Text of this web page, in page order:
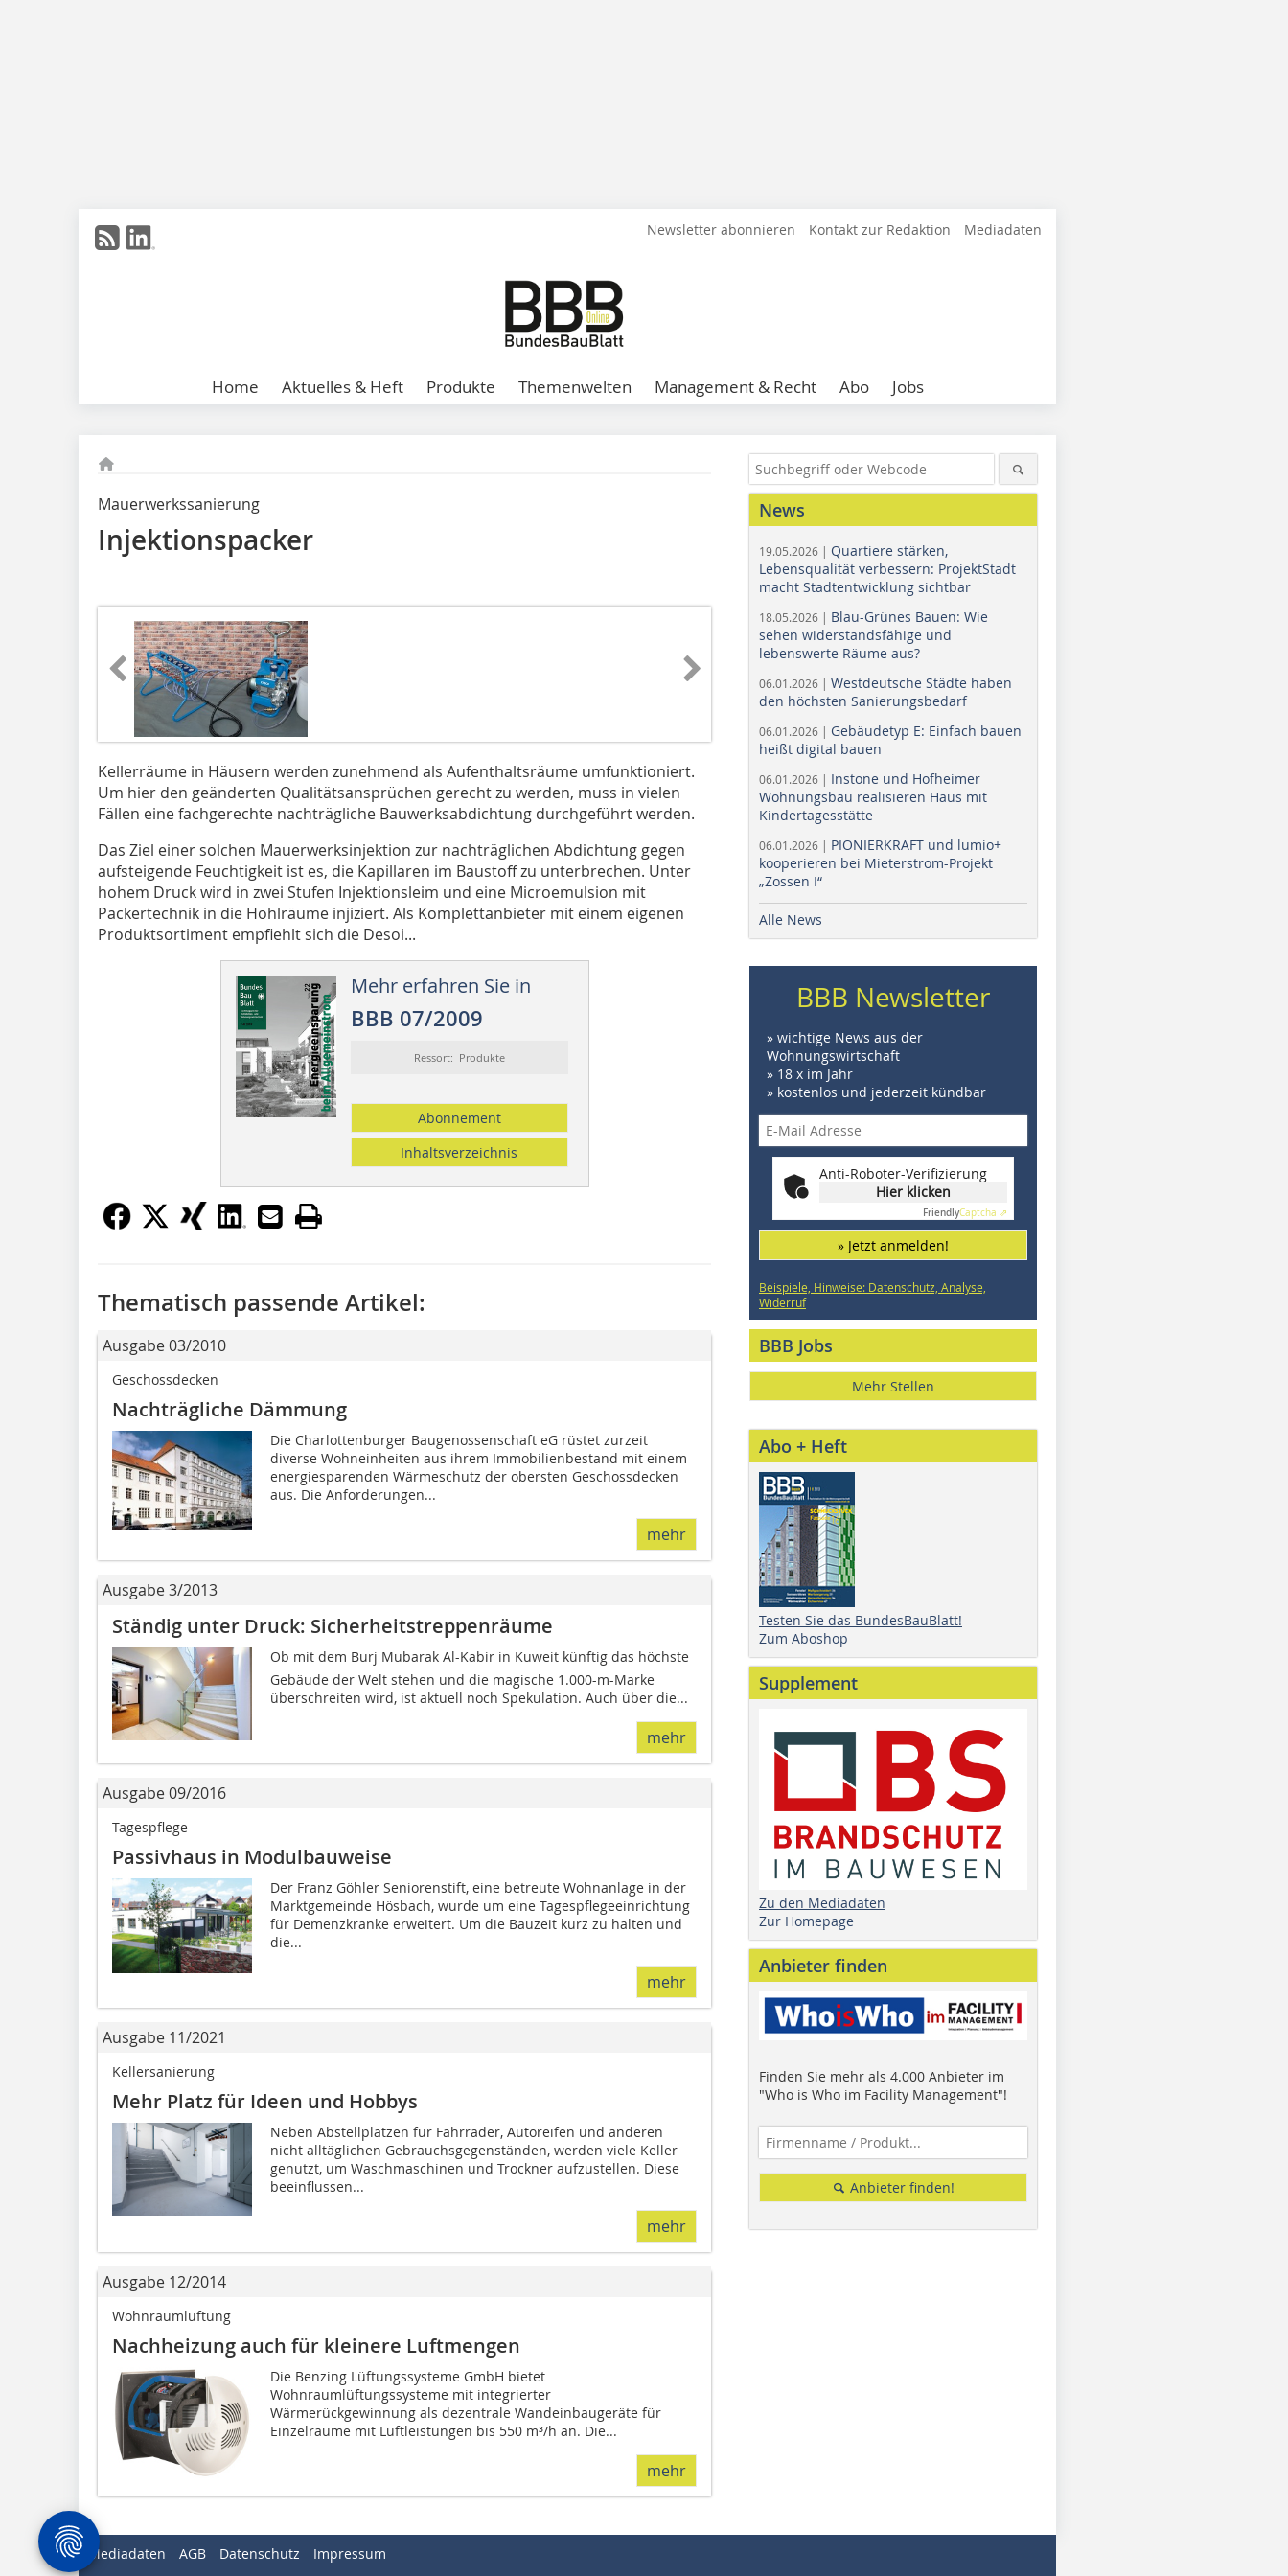
Newsletter abonnieren Kontakt zur Redaktion Mediadaten
Home Aktuelles & Heft Produkte Themenwelten Management & Recht Abo Jobs
Mauerwerkssanierung
Injektionspacker
Kellerräume in Häusern werden zunehmend als Aufenthaltsräume umfunktioniert.
Um hier den geänderten Qualitätsansprüchen gerecht zu werden, muss in vielen
Fällen eine fachgerechte nachträgliche Bauwerksabdichtung durchgeführt werden.
Das Ziel einer solchen Mauer­werks­injektion zur nachträg­lichen Ab­­dichtung gegen
aufsteigende Feuchtigkeit ist es, die Kapillaren im Baustoff zu unterbrechen. Unter
hohem Druck wird in zwei Stufen Injektionsleim und eine Microemulsion mit
Packertechnik in die Hohlräume injiziert. Als Komplettanbieter mit einem eigenen
Produktsortiment empfiehlt sich die Desoi...
Mehr erfahren Sie in
BBB 07/2009
Ressort: Produkte
Abonnement
Inhaltsverzeichnis
Thematisch passende Artikel:
Ausgabe 03/2010
Geschossdecken
Nachträgliche Dämmung
Die Charlottenburger Baugenossenschaft eG rüstet zurzeit
diverse Wohneinheiten aus ihrem Immobilienbestand mit einem
energiesparenden Wärmeschutz der obersten Geschossdecken
aus. Die Anforderungen...
mehr
Ausgabe 3/2013
Ständig unter Druck: Sicherheitstreppenräume
Ob mit dem Burj Mubarak Al-Kabir in Kuweit künftig das höchste
Gebäude der Welt stehen und die magische 1.000-m-Marke
überschreiten wird, ist aktuell noch Spekulation. Auch über die...
mehr
Ausgabe 09/2016
Tagespflege
Passivhaus in Modulbauweise
Der Franz Göhler Seniorenstift, eine betreute Wohnanlage in der
Marktgemeinde Hösbach, wurde um eine Tagespflegeeinrichtung
für Demenzkranke erweitert. Um die Bauzeit kurz zu halten und
die...
mehr
Ausgabe 11/2021
Kellersanierung
Mehr Platz für Ideen und Hobbys
Neben Abstellplätzen für Fahrräder, Autoreifen und anderen
nicht alltäglichen Gebrauchsgegenständen, werden viele Keller
genutzt, um Waschmaschinen und Trockner aufzustellen. Diese
beeinflussen...
mehr
Ausgabe 12/2014
Wohnraumlüftung
Nachheizung auch für kleinere Luftmengen
Die Benzing Lüftungssysteme GmbH bietet
Wohnraumlüftungssysteme mit integrierter
Wärmerückgewinnung als dezentrale Wandeinbaugeräte für
Einzelräume mit Luftleistungen bis 550 m³/h an. Die...
mehr
News
19.05.2026 | Quartiere stärken,
Lebensqualität verbessern: ProjektStadt
macht Stadtentwicklung sichtbar
18.05.2026 | Blau-Grünes Bauen: Wie
sehen widerstandsfähige und
lebenswerte Räume aus?
06.01.2026 | Westdeutsche Städte haben
den höchsten Sanierungsbedarf
06.01.2026 | Gebäudetyp E: Einfach bauen
heißt digital bauen
06.01.2026 | Instone und Hofheimer
Wohnungsbau realisieren Haus mit
Kindertagesstätte
06.01.2026 | PIONIERKRAFT und lumio+
kooperieren bei Mieterstrom-Projekt
„Zossen I“
Alle News
BBB Newsletter
» wichtige News aus der
Wohnungswirtschaft
» 18 x im Jahr
» kostenlos und jederzeit kündbar
Anti-Roboter-Verifizierung
Hier klicken
FriendlyCaptcha ⇗
» Jetzt anmelden!
Beispiele, Hinweise: Datenschutz, Analyse,
Widerruf
BBB Jobs
Mehr Stellen
Abo + Heft
Testen Sie das BundesBauBlatt!
Zum Aboshop
Supplement
Zu den Mediadaten
Zur Homepage
Anbieter finden
Finden Sie mehr als 4.000 Anbieter im
"Who is Who im Facility Management"!
Anbieter finden!
Mediadaten AGB Datenschutz
Impressum